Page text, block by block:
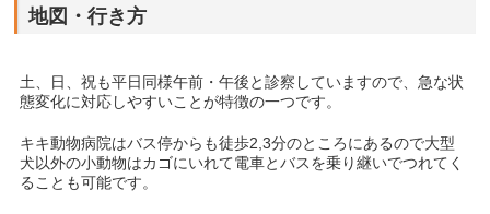
地図・行き方
土、日、祝も平日同様午前・午後と診察していますので、急な状
態変化に対応しやすいことが特徴の一つです。
キキ動物病院はバス停からも徒歩2,3分のところにあるので大型
犬以外の小動物はカゴにいれて電車とバスを乗り継いでつれてく
ることも可能です。